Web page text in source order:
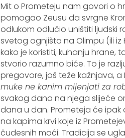
Mit o Prometeju nam govori o
pomogao Zeusu da svrgne
odlukom odlučio uništiti ljudski
svetog ognjišta na Olimpu (ili
kako je koristiti, kuhanju hrane,
stvorio razumno biće. To je
pregovore, još teže kažnjava,
muke ne kanim mijenjati za
svakog dana na njega slijeće
dana u dan. Prometeja će ipak
na kapima krvi koje iz
čudesnih moći. Tradicija se